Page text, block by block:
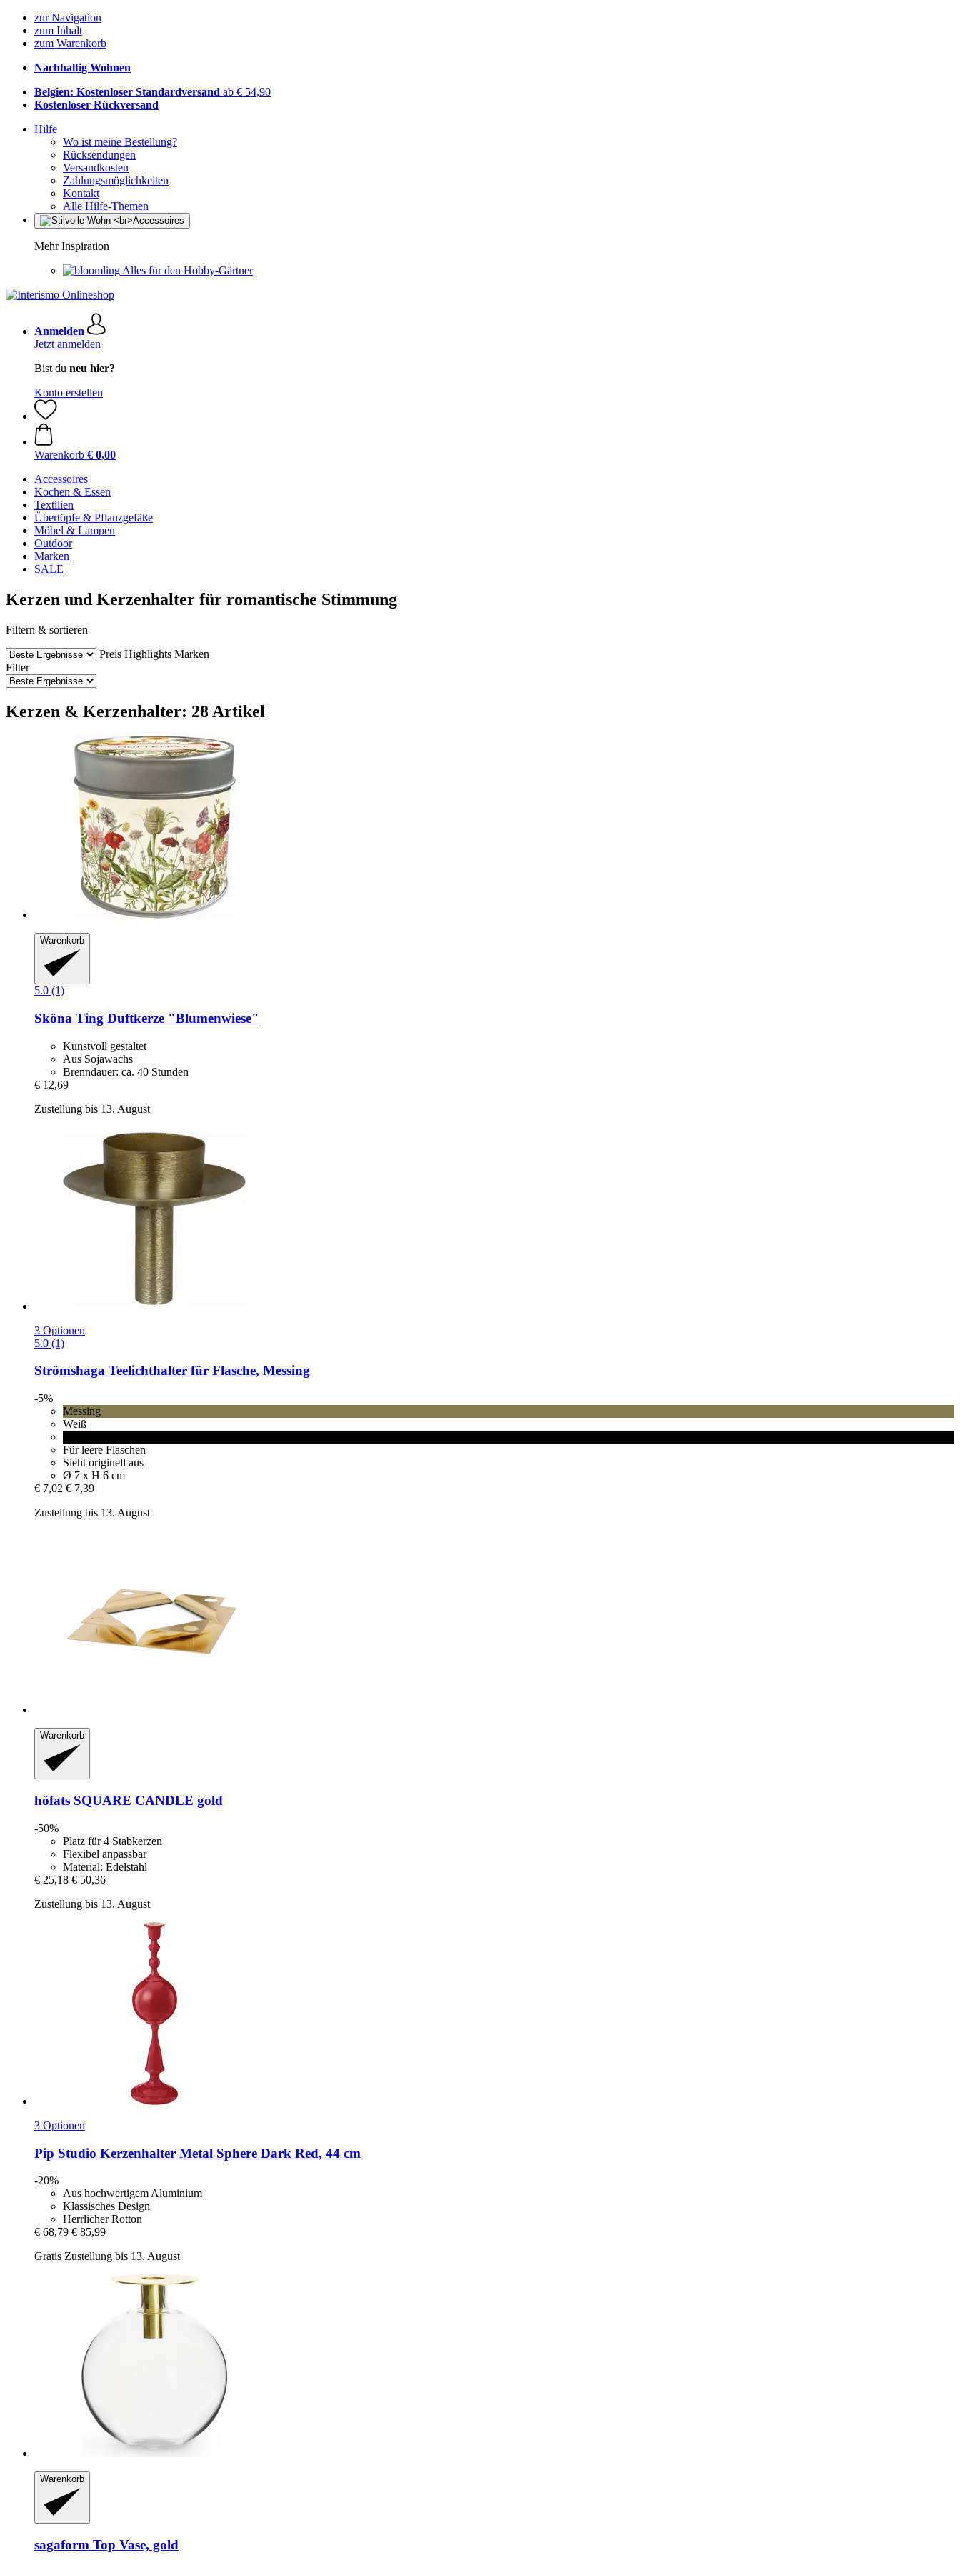
zur Navigation
zum Inhalt
zum Warenkorb
Nachhaltig Wohnen
Belgien: Kostenloser Standardversand ab € 54,90
Kostenloser Rückversand
Hilfe
Wo ist meine Bestellung?
Rücksendungen
Versandkosten
Zahlungsmöglichkeiten
Kontakt
Alle Hilfe-Themen
Mehr Inspiration
Alles für den Hobby-Gärtner
Anmelden
Jetzt anmelden
Bist du neu hier?
Konto erstellen
Warenkorb € 0,00
Accessoires
Kochen & Essen
Textilien
Übertöpfe & Pflanzgefäße
Möbel & Lampen
Outdoor
Marken
SALE
Kerzen und Kerzenhalter für romantische Stimmung
Filtern & sortieren
Preis Highlights Marken
Filter
Kerzen & Kerzenhalter: 28 Artikel
Warenkorb
5.0 (1)
Sköna Ting Duftkerze "Blumenwiese"
Kunstvoll gestaltet
Aus Sojawachs
Brenndauer: ca. 40 Stunden
€ 12,69
Zustellung bis 13. August
3 Optionen
5.0 (1)
Strömshaga Teelichthalter für Flasche, Messing
-5%
Messing
Weiß
Für leere Flaschen
Sieht originell aus
Ø 7 x H 6 cm
€ 7,02 € 7,39
Zustellung bis 13. August
Warenkorb
höfats SQUARE CANDLE gold
-50%
Platz für 4 Stabkerzen
Flexibel anpassbar
Material: Edelstahl
€ 25,18 € 50,36
Zustellung bis 13. August
3 Optionen
Pip Studio Kerzenhalter Metal Sphere Dark Red, 44 cm
-20%
Aus hochwertigem Aluminium
Klassisches Design
Herrlicher Rotton
€ 68,79 € 85,99
Gratis Zustellung bis 13. August
Warenkorb
sagaform Top Vase, gold